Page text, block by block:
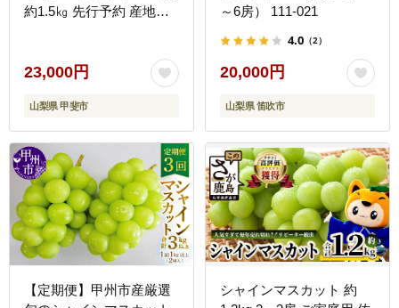
約1.5㎏ 先行予約 産地直
ャイン シャインマスカッ
ト 新鮮 人気 おすすめ 国
産 贈答 ギフト お取り寄
せ 山梨 甲斐市 AN-11
23,000円
山梨県 甲斐市
～6房） 111-021
4.0 （2）
20,000円
山梨県 笛吹市
【定期便】甲州市産厳選
シャインマスカット 約